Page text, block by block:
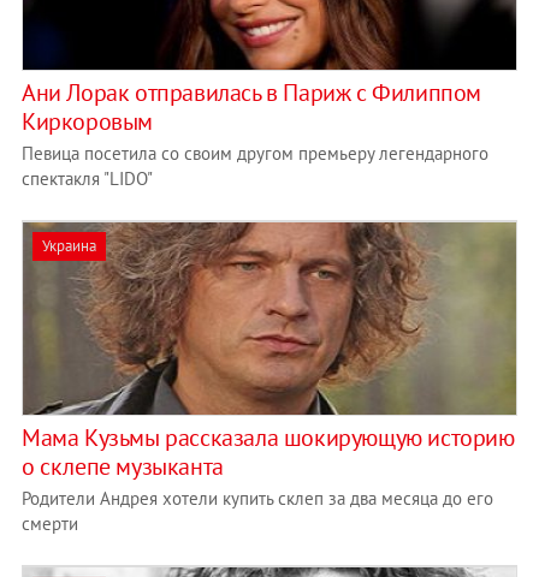
Ани Лорак отправилась в Париж с Филиппом
Киркоровым
Певица посетила со своим другом премьеру легендарного
спектакля "LIDO"
Украина
Мама Кузьмы рассказала шокирующую историю
о склепе музыканта
Родители Андрея хотели купить склеп за два месяца до его
смерти